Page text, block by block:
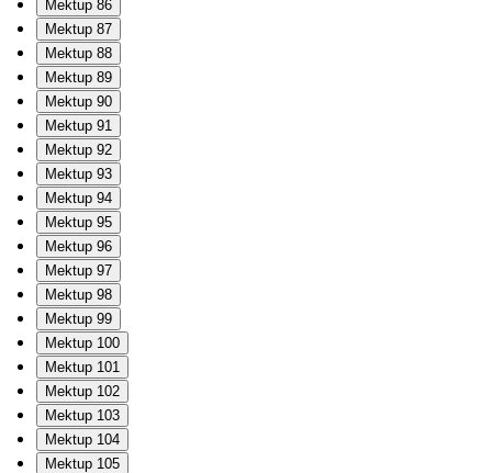
Mektup 86
Mektup 87
Mektup 88
Mektup 89
Mektup 90
Mektup 91
Mektup 92
Mektup 93
Mektup 94
Mektup 95
Mektup 96
Mektup 97
Mektup 98
Mektup 99
Mektup 100
Mektup 101
Mektup 102
Mektup 103
Mektup 104
Mektup 105